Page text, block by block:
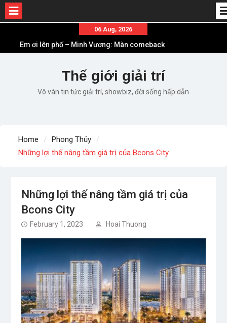
content
06 Aug, 2026
Em ơi lên phố – Minh Vương: Màn comeback
Những ca khúc nhạc xuân “sặc mùi” quảng cáo
nhưng vẫn ấn tượng
Lời bài hát Làm Gì Phải Hốt – Sản phẩm âm nhạc
List ca khúc nhạc tết hay và ý nghĩa nhất mỗi dịp
xuân về
Thế giới giải trí
Vô vàn tin tức giải trí, showbiz, đời sống hấp dẫn
Home
Phong Thủy
Những lợi thế nâng tầm giá trị của Bcons City
Những lợi thế nâng tầm giá trị của
Bcons City
February 1, 2023 Hoai Thuong